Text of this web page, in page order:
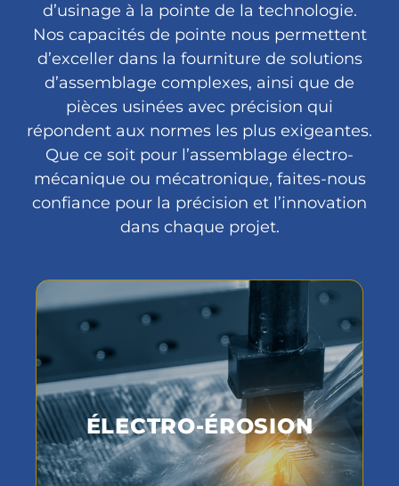
d’usinage à la pointe de la technologie.
Nos capacités de pointe nous permettent
d’exceller dans la fourniture de solutions
d’assemblage complexes, ainsi que de
pièces usinées avec précision qui
répondent aux normes les plus exigeantes.
Que ce soit pour l’assemblage électro-
mécanique ou mécatronique, faites-nous
confiance pour la précision et l’innovation
dans chaque projet.
ÉLECTRO-ÉROSION
ÉLECTRO-ÉROSION
Services d'électro-érosion de
précision pour des géométries
complexes et des spécifications